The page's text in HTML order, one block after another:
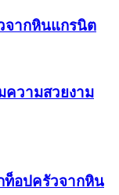
จากหินแกรนิต
ความสวยงาม
ท็อปครัวจากหิน